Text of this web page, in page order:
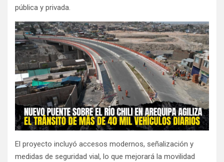
pública y privada.
El proyecto incluyó accesos modernos, señalización y
medidas de seguridad vial, lo que mejorará la movilidad